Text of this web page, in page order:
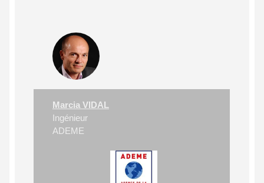
Marcia VIDAL
Ingénieur
ADEME